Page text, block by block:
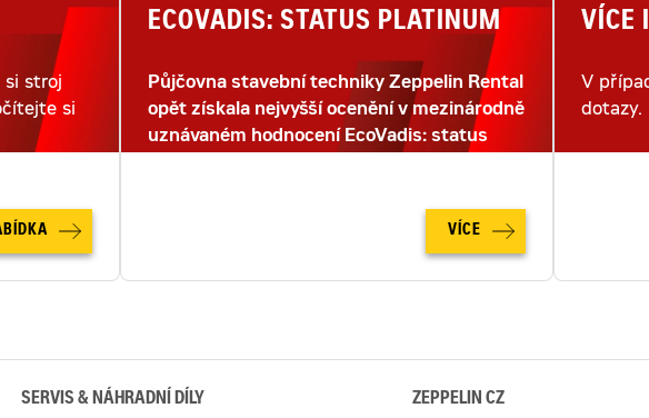
si stroj
si
ECOVADIS: STATUS PLATINUM
Půjčovna stavební techniky Zeppelin Rental
opět získala nejvyšší ocenění v mezinárodně
uznávaném hodnocení EcoVadis: status
VÍCE
VÍCE
V
dotazy.
SERVIS & NÁHRADNÍ DÍLY ZEPPELIN CZ